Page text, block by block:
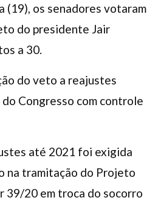
os senadores votaram
do presidente Jair
a 30.
do veto a reajustes
Congresso com controle
até 2021 foi exigida
na tramitação do Projeto
39/20 em troca do socorro